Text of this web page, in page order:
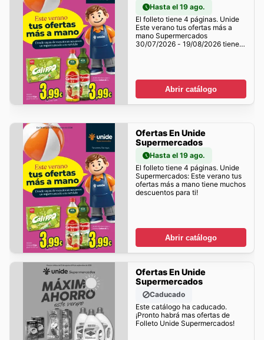
Hasta el 19 ago.
El folleto tiene 4 páginas. Unide
Este verano tus ofertas más a
mano Supermercados
30/07/2026 - 19/08/2026 tiene
Abrir catálogo
Ofertas En Unide
Supermercados
Hasta el 19 ago.
El folleto tiene 4 páginas. Unide
Supermercados: Este verano tus
ofertas más a mano tiene muchos
descuentos para ti!
Abrir catálogo
Ofertas En Unide
Supermercados
Caducado
Este catálogo ha caducado.
¡Pronto habrá mas ofertas de
Folleto Unide Supermercados!